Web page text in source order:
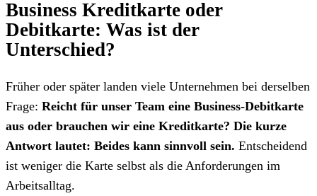
Business Kreditkarte oder
Debitkarte: Was ist der
Unterschied?
Früher oder später landen viele Unternehmen bei derselben
Frage: Reicht für unser Team eine Business-Debitkarte
aus oder brauchen wir eine Kreditkarte? Die kurze
Antwort lautet: Beides kann sinnvoll sein. Entscheidend
ist weniger die Karte selbst als die Anforderungen im
Arbeitsalltag.